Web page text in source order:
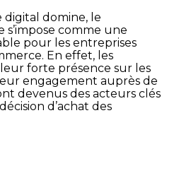
digital domine, le
comme une
pour les entreprises
En effet, les
forte présence sur les
engagement auprès de
devenus des acteurs clés
d’achat des